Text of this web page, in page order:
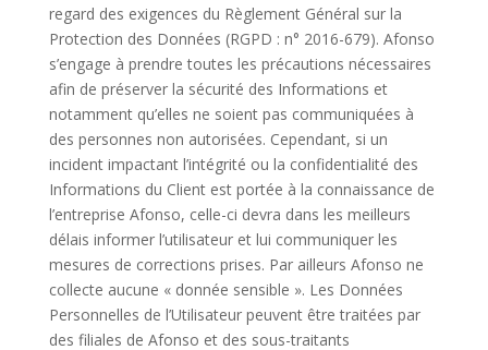
regard des exigences du Règlement Général sur la
Protection des Données (RGPD : n° 2016-679). Afonso
s’engage à prendre toutes les précautions nécessaires
afin de préserver la sécurité des Informations et
notamment qu’elles ne soient pas communiquées à
des personnes non autorisées. Cependant, si un
incident impactant l’intégrité ou la confidentialité des
Informations du Client est portée à la connaissance de
l’entreprise Afonso, celle-ci devra dans les meilleurs
délais informer l’utilisateur et lui communiquer les
mesures de corrections prises. Par ailleurs Afonso ne
collecte aucune « donnée sensible ». Les Données
Personnelles de l’Utilisateur peuvent être traitées par
des filiales de Afonso et des sous-traitants